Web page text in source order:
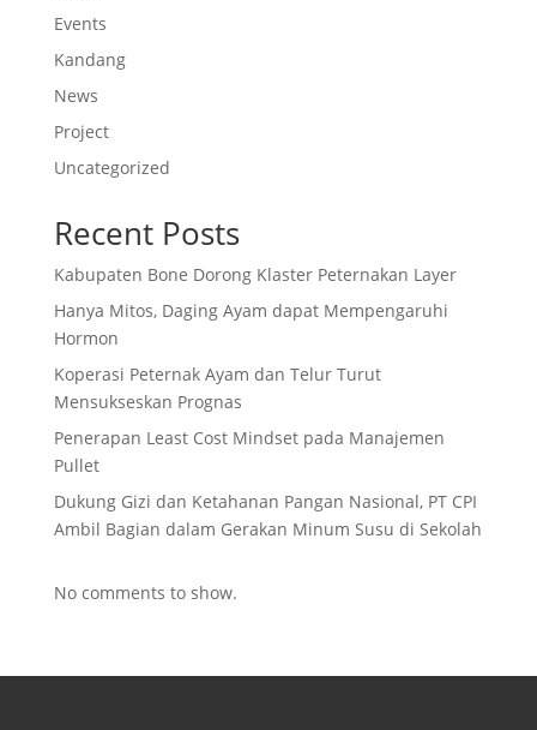
Events
Kandang
News
Project
Uncategorized
Recent Posts
Kabupaten Bone Dorong Klaster Peternakan Layer
Hanya Mitos, Daging Ayam dapat Mempengaruhi
Hormon
Koperasi Peternak Ayam dan Telur Turut
Mensukseskan Prognas
Penerapan Least Cost Mindset pada Manajemen
Pullet
Dukung Gizi dan Ketahanan Pangan Nasional, PT CPI
Ambil Bagian dalam Gerakan Minum Susu di Sekolah
No comments to show.